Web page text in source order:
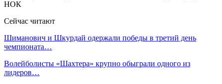
Сейчас читают
Шиманович и Шкурдай одержали победы в третий день
чемпионата…
Волейболисты «Шахтера» крупно обыграли одного из
лидеров…